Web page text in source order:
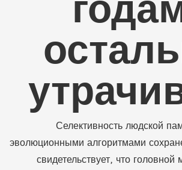
Селективность людской
эволюционными алгоритмами
свидетельствует, что головной